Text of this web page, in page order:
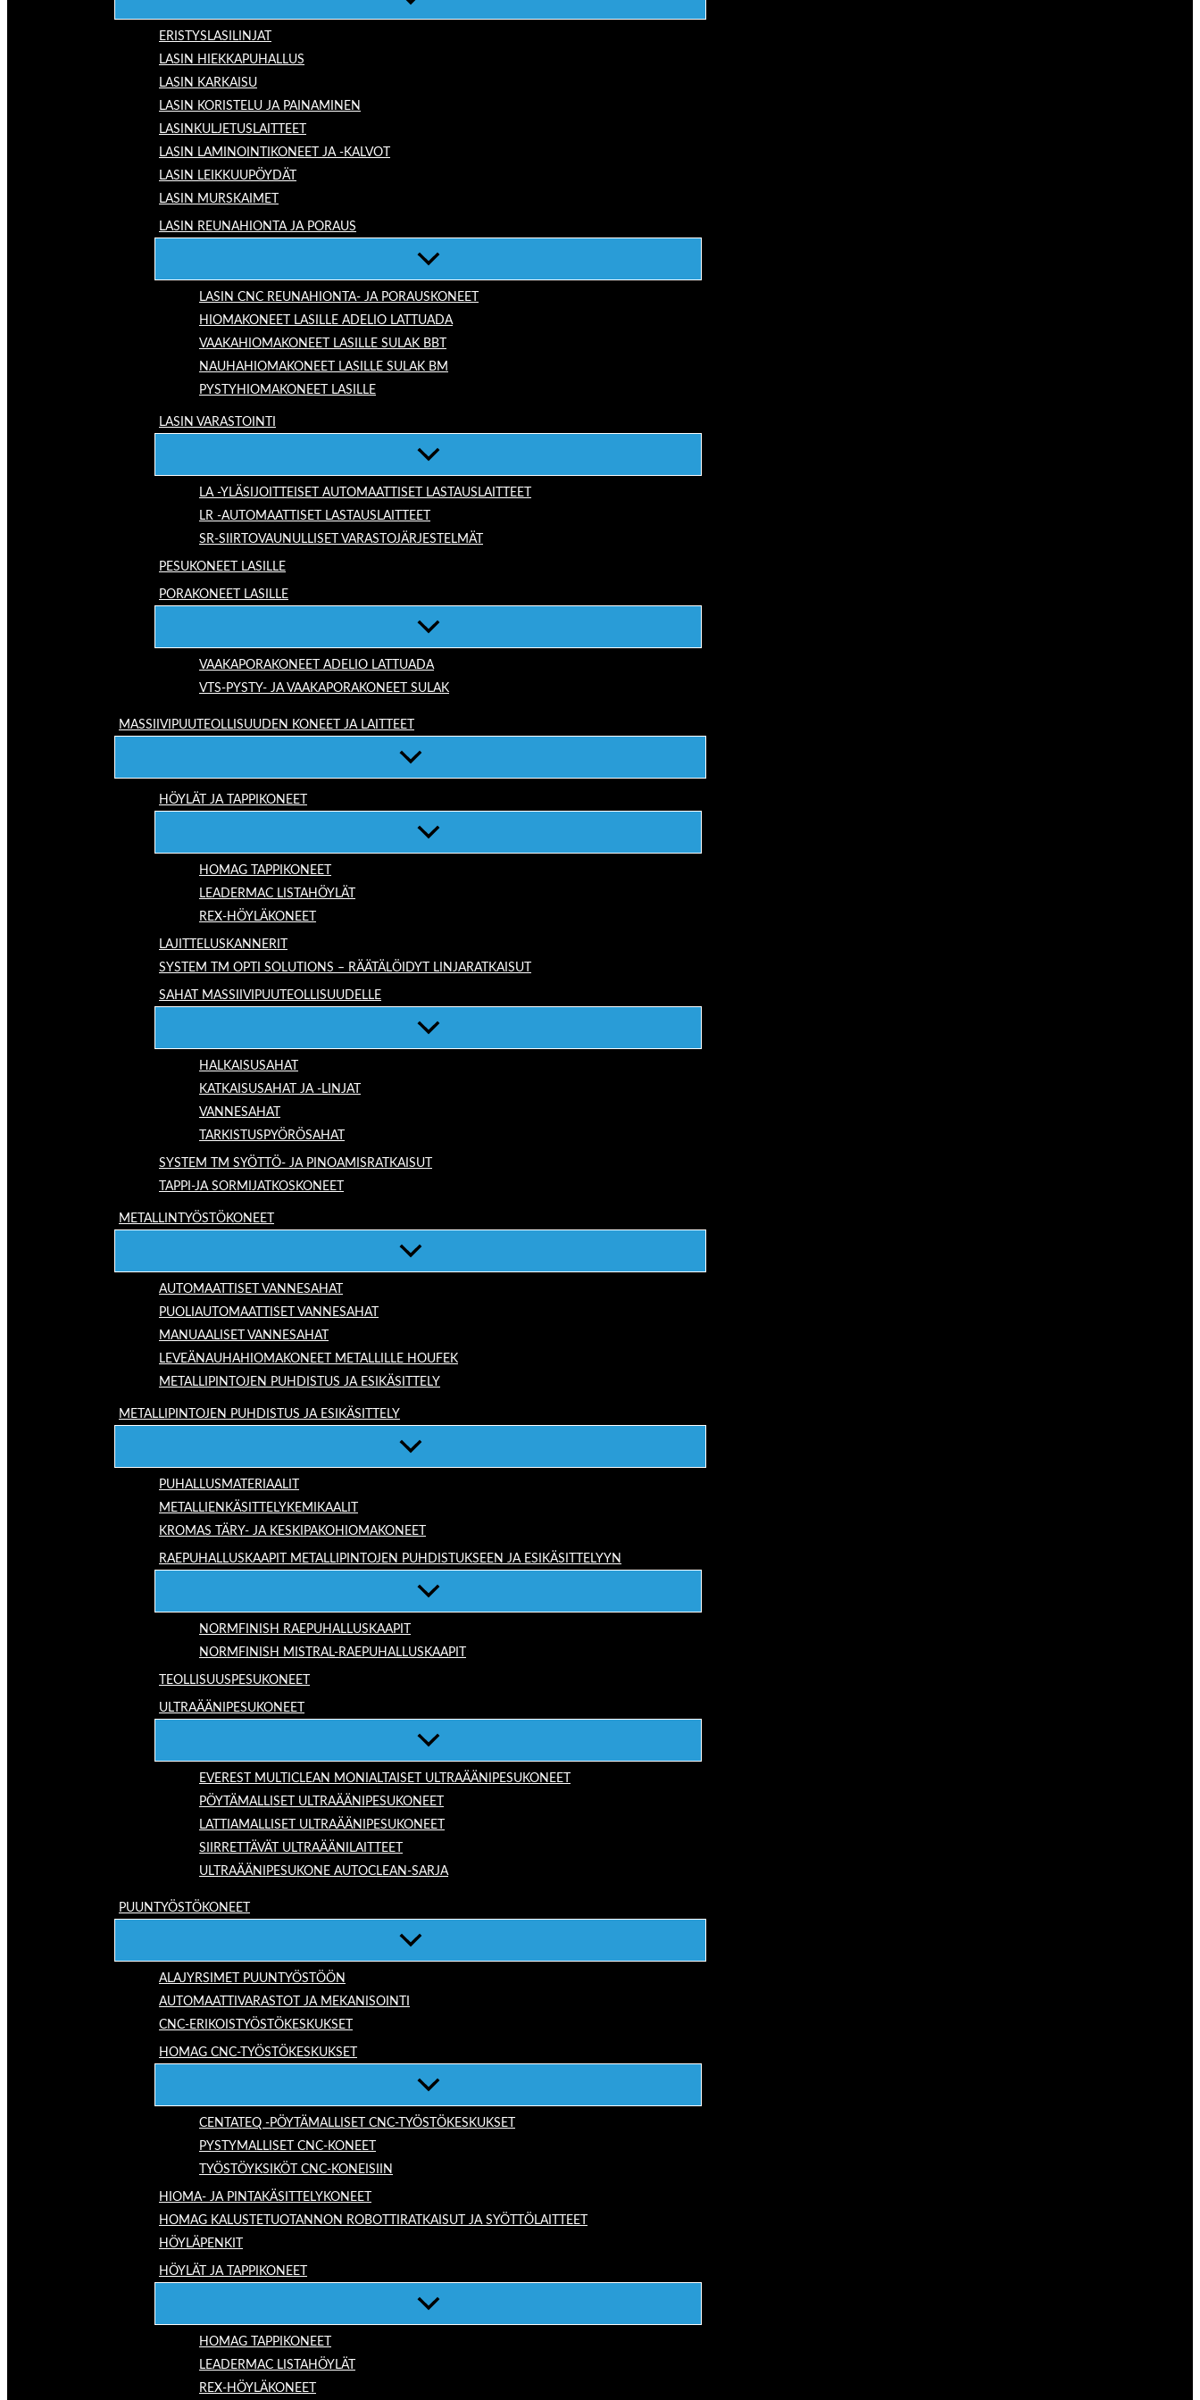
ERISTYSLASILINJAT
LASIN HIEKKAPUHALLUS
LASIN KARKAISU
LASIN KORISTELU JA PAINAMINEN
LASINKULJETUSLAITTEET
LASIN LAMINOINTIKONEET JA -KALVOT
LASIN LEIKKUUPÖYDÄT
LASIN MURSKAIMET
LASIN REUNAHIONTA JA PORAUS
LASIN CNC REUNAHIONTA- JA PORAUSKONEET
HIOMAKONEET LASILLE ADELIO LATTUADA
VAAKAHIOMAKONEET LASILLE SULAK BBT
NAUHAHIOMAKONEET LASILLE SULAK BM
PYSTYHIOMAKONEET LASILLE
LASIN VARASTOINTI
LA -YLÄSIJOITTEISET AUTOMAATTISET LASTAUSLAITTEET
LR -AUTOMAATTISET LASTAUSLAITTEET
SR-SIIRTOVAUNULLISET VARASTOJÄRJESTELMÄT
PESUKONEET LASILLE
PORAKONEET LASILLE
VAAKAPORAKONEET ADELIO LATTUADA
VTS-PYSTY- JA VAAKAPORAKONEET SULAK
MASSIIVIPUUTEOLLISUUDEN KONEET JA LAITTEET
HÖYLÄT JA TAPPIKONEET
HOMAG TAPPIKONEET
LEADERMAC LISTAHÖYLÄT
REX-HÖYLÄKONEET
LAJITTELUSKANNERIT
SYSTEM TM OPTI SOLUTIONS – RÄÄTÄLÖIDYT LINJARATKAISUT
SAHAT MASSIIVIPUUTEOLLISUUDELLE
HALKAISUSAHAT
KATKAISUSAHAT JA -LINJAT
VANNESAHAT
TARKISTUSPYÖRÖSAHAT
SYSTEM TM SYÖTTÖ- JA PINOAMISRATKAISUT
TAPPI-JA SORMIJATKOSKONEET
METALLINTYÖSTÖKONEET
AUTOMAATTISET VANNESAHAT
PUOLIAUTOMAATTISET VANNESAHAT
MANUAALISET VANNESAHAT
LEVEÄNAUHAHIOMAKONEET METALLILLE HOUFEK
METALLIPINTOJEN PUHDISTUS JA ESIKÄSITTELY
METALLIPINTOJEN PUHDISTUS JA ESIKÄSITTELY
PUHALLUSMATERIAALIT
METALLIENKÄSITTELYKEMIKAALIT
KROMAS TÄRY- JA KESKIPAKOHIOMAKONEET
RAEPUHALLUSKAAPIT METALLIPINTOJEN PUHDISTUKSEEN JA ESIKÄSITTELYYN
NORMFINISH RAEPUHALLUSKAAPIT
NORMFINISH MISTRAL-RAEPUHALLUSKAAPIT
TEOLLISUUSPESUKONEET
ULTRAÄÄNIPESUKONEET
EVEREST MULTICLEAN MONIALTAISET ULTRAÄÄNIPESUKONEET
PÖYTÄMALLISET ULTRAÄÄNIPESUKONEET
LATTIAMALLISET ULTRAÄÄNIPESUKONEET
SIIRRETTÄVÄT ULTRAÄÄNILAITTEET
ULTRAÄÄNIPESUKONE AUTOCLEAN-SARJA
PUUNTYÖSTÖKONEET
ALAJYRSIMET PUUNTYÖSTÖÖN
AUTOMAATTIVARASTOT JA MEKANISOINTI
CNC-ERIKOISTYÖSTÖKESKUKSET
HOMAG CNC-TYÖSTÖKESKUKSET
CENTATEQ -PÖYTÄMALLISET CNC-TYÖSTÖKESKUKSET
PYSTYMALLISET CNC-KONEET
TYÖSTÖYKSIKÖT CNC-KONEISIIN
HIOMA- JA PINTAKÄSITTELYKONEET
HOMAG KALUSTETUOTANNON ROBOTTIRATKAISUT JA SYÖTTÖLAITTEET
HÖYLÄPENKIT
HÖYLÄT JA TAPPIKONEET
HOMAG TAPPIKONEET
LEADERMAC LISTAHÖYLÄT
REX-HÖYLÄKONEET